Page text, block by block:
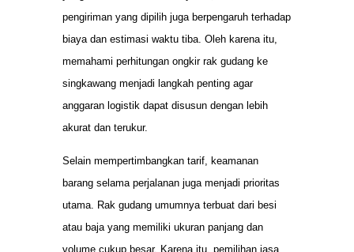
pengiriman yang dipilih juga berpengaruh terhadap
biaya dan estimasi waktu tiba. Oleh karena itu,
memahami perhitungan ongkir rak gudang ke
singkawang menjadi langkah penting agar
anggaran logistik dapat disusun dengan lebih
akurat dan terukur.
Selain mempertimbangkan tarif, keamanan
barang selama perjalanan juga menjadi prioritas
utama. Rak gudang umumnya terbuat dari besi
atau baja yang memiliki ukuran panjang dan
volume cukup besar. Karena itu, pemilihan jasa